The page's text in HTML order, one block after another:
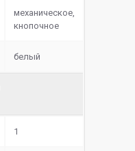
механическое,
кнопочное
белый
1